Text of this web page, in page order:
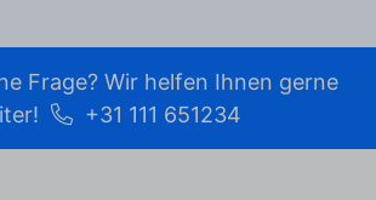
Frage? Wir helfen Ihnen gerne
+31 111 651234